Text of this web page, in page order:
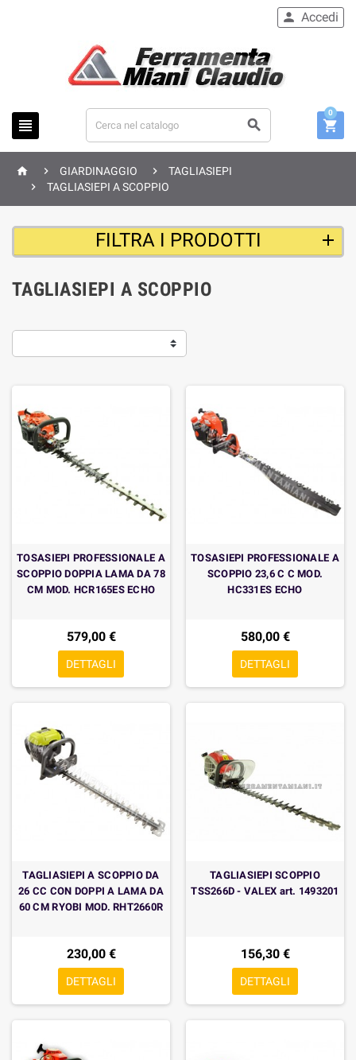
 
 Accedi

0
  GIARDINAGGIO 
TAGLIASIEPI

TAGLIASIEPI A SCOPPIO
FILTRA I PRODOTTI
TAGLIASIEPI A SCOPPIO
TOSASIEPI PROFESSIONALE A
SCOPPIO DOPPIA LAMA DA 78
CM MOD. HCR165ES ECHO
579,00 €
DETTAGLI
TOSASIEPI PROFESSIONALE A
SCOPPIO 23,6 C C MOD.
HC331ES ECHO
580,00 €
DETTAGLI
TAGLIASIEPI A SCOPPIO DA
26 CC CON DOPPI A LAMA DA
60 CM RYOBI MOD. RHT2660R
230,00 €
DETTAGLI
TAGLIASIEPI SCOPPIO
TSS266D - VALEX art. 1493201
156,30 €
DETTAGLI